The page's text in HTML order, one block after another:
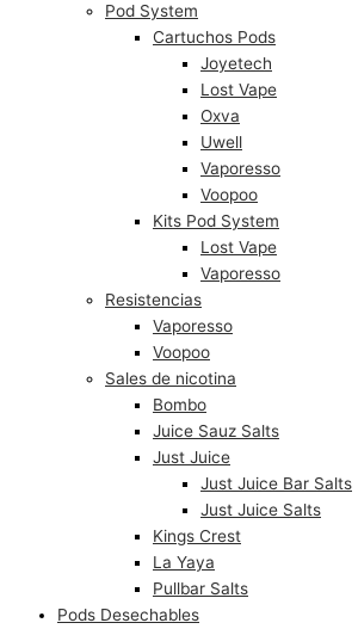
Pod System
Cartuchos Pods
Joyetech
Lost Vape
Oxva
Uwell
Vaporesso
Voopoo
Kits Pod System
Lost Vape
Vaporesso
Resistencias
Vaporesso
Voopoo
Sales de nicotina
Bombo
Juice Sauz Salts
Just Juice
Just Juice Bar Salts
Just Juice Salts
Kings Crest
La Yaya
Pullbar Salts
Pods Desechables